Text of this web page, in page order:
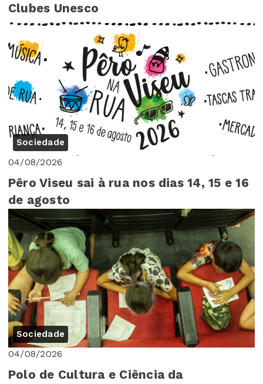
Clubes Unesco
Sociedade
04/08/2026
Pêro Viseu sai à rua nos dias 14, 15 e 16
de agosto
Sociedade
04/08/2026
Polo de Cultura e Ciência da